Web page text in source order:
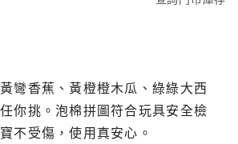
彎香蕉、黃橙橙木瓜、綠綠大西
你挑。泡棉拼圖符合玩具安全檢
不受傷，使用真安心。